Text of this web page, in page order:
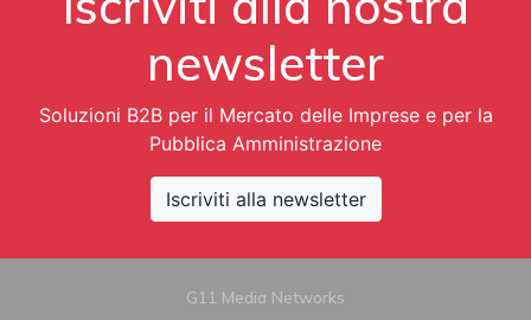
newsletter
Soluzioni B2B per il Mercato delle Imprese e per la
Pubblica Amministrazione
Iscriviti alla newsletter
G11 Media Networks